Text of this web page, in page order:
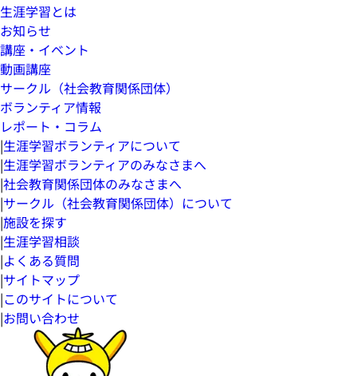
生涯学習とは
お知らせ
講座・イベント
動画講座
サークル（社会教育関係団体）
ボランティア情報
レポート・コラム
|生涯学習ボランティアについて
|生涯学習ボランティアのみなさまへ
|社会教育関係団体のみなさまへ
|サークル（社会教育関係団体）について
|施設を探す
|生涯学習相談
|よくある質問
|サイトマップ
|このサイトについて
|お問い合わせ